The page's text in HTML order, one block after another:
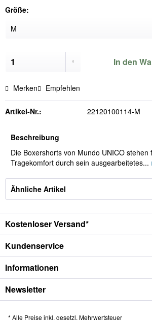
Größe:
In den
Merken Empfehlen
Artikel-Nr.: 22120100114-M
Beschreibung
Die Boxershorts von Mundo UNICO stehen
Tragekomfort durch sein ausgearbeitetes...
Ähnliche Artikel
Kostenloser Versand*
Kundenservice
Informationen
Newsletter
* Alle Preise inkl. gesetzl. Mehrwertsteuer